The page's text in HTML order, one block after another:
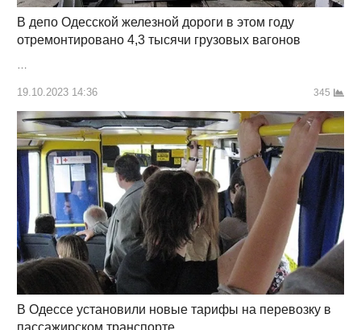
В депо Одесской железной дороги в этом году
отремонтировано 4,3 тысячи грузовых вагонов
19.10.2023 14:36 345
В Одессе установили новые тарифы на перевозку в
пассажирском транспорте